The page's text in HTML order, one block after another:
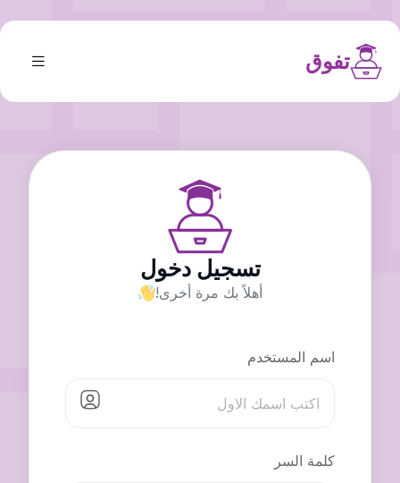
تفوق
تسجيل دخول
أهلاً بك مرة أخرى!
اسم المستخدم
كلمة السر